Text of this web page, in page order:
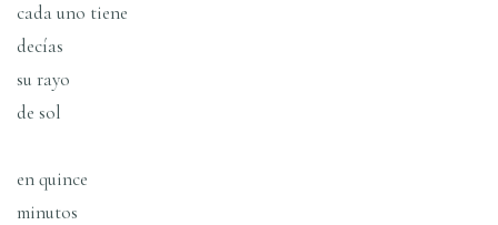
cada uno tiene
decí­as
su rayo
de sol
en quince
minutos